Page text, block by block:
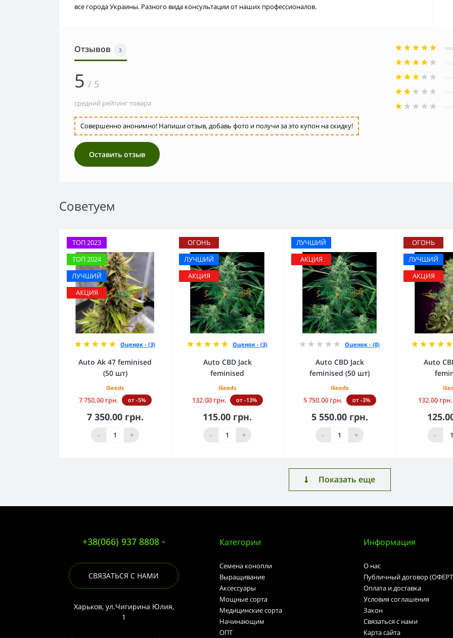
все города Украины. Разного вида консультации от наших профессионалов.
Отзывов 3
5 / 5
средний рейтинг товара
Совершенно анонимно! Напиши отзыв, добавь фото и получи за это купон на скидку!
Оставить отзыв
Советуем
ТОП 2023
ТОП 2024
ЛУЧШИЙ
АКЦИЯ
Оценок - (3)
Auto Ak 47 feminised
(50 шт)
iSeeds
7 750.00 грн. от -5%
7 350.00 грн.
- +
В корзину
ОГОНЬ
ЛУЧШИЙ
АКЦИЯ
Оценок - (3)
Auto CBD Jack
feminised
iSeeds
132.00 грн. от -13%
115.00 грн.
- +
В корзину
ЛУЧШИЙ
АКЦИЯ
Оценок - (0)
Auto CBD Jack
feminised (50 шт)
iSeeds
5 750.00 грн. от -3%
5 550.00 грн.
- +
В корзину
ОГОНЬ
ЛУЧШИЙ
АКЦИЯ
Auto
132.00 грн.
- В
Показать еще
+38(066) 937 8808
СВЯЗАТЬСЯ С НАМИ
Харьков, ул.Чигирина Юлия,
1
Категории
Семена конопли
Выращивание
Аксессуары
Мощные сорта
Медицинские сорта
Начинающим
ОПТ
Информация
О нас
Публичный договор
Оплата и доставка
Условия соглашения
Закон
Связаться с нами
Карта сайта